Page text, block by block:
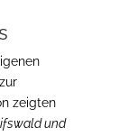
zeigten
und